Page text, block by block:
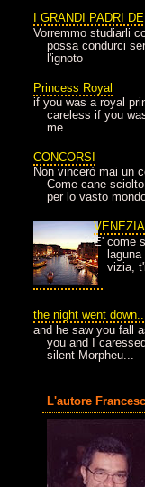
I GRANDI PADRI
Vorremmo studiarli
possa condurci
l'ignoto
Princess Royal
if you was a royal
careless if you
me ...
CONCORSI
Non vincerò mai un
Come cane
per lo vasto
VENEZIA
E' come
vizia,
the night went down..
and he saw you fall
you and I
silent Morpheu...
L'autore